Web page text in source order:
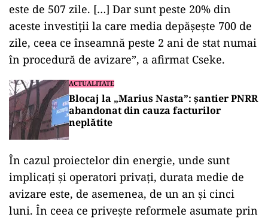
este de 507 zile. […] Darsunt peste 20% din
aceste investiţii la care media depăşeşte 700 de
zile, ceea ce înseamnă peste 2 ani de stat numai
în procedură de avizare”, a afirmat Cseke.
ACTUALITATE
Blocaj la „Marius Nasta”: șantier PNRR
abandonat din cauza facturilor
neplătite
În cazul proiectelor din energie, unde sunt
implicați și operatori privați, durata medie de
avizare este, de asemenea, de un an și cinci
luni. În ceea ce privește reformele asumate prin